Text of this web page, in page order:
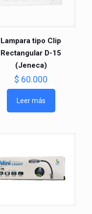
Lampara tipo Clip
Rectangular D-15
(Jeneca)
$ 60.000
Leer más